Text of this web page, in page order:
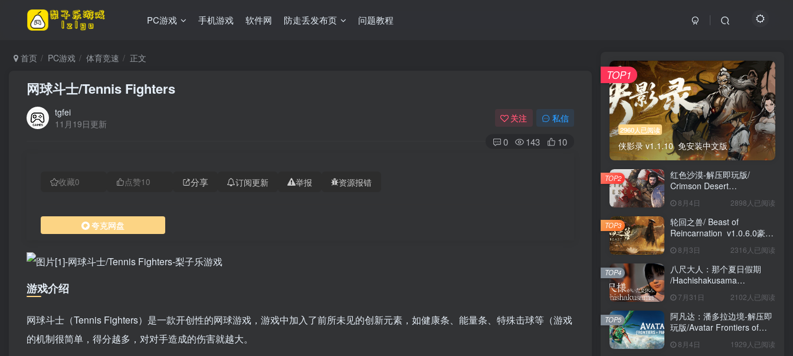
PC游戏 手机游戏 软件网 防走丢发布页 问题教程
首页 PC游戏 体育竞速 正文
网球斗士/Tennis Fighters
tgfei
11月19日更新
关注 私信
0 143 10
收藏0 点赞10 分享 订阅更新 举报 资源报错
夸克网盘
游戏介绍
网球斗士（Tennis Fighters）是一款开创性的网球游戏，游戏中加入了前所未见的创新元素，如健康条、能量条、特殊击球等（游戏
的机制很简单，得分越多，对对手造成的伤害就越大。
2960人已阅读
侠影录 v1.1.10 免安装中文版
TOP1
红色沙漠-解压即玩版/
Crimson Desert
安装中文版
8月4日 2898人已阅读
TOP2
轮回之兽/ Beast of
Reincarnation v1.0.6.0豪华
8月3日 2316人已阅读
TOP3
八尺大人：那个夏日假期
/Hachishakusama
版 7月31日 2102人已阅读
TOP4
阿凡达：潘多拉边境-解压即
玩版/Avatar Frontiers of
安装中文版
8月4日 1929人已阅读
TOP5